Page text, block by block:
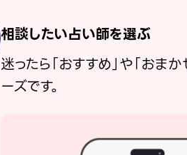
相談したい占い師を選ぶ
迷ったら「おすすめ」や「おま
ーズです。